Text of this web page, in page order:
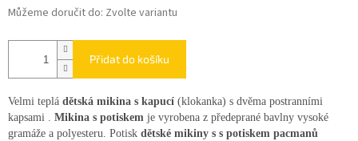
Můžeme doručit do: Zvolte variantu
Přidat do košíku
Velmi teplá dětská mikina s kapucí (klokanka) s dvěma postranními
kapsami . Mikina s potiskem je vyrobena z předeprané bavlny vysoké
gramáže a polyesteru. Potisk dětské mikiny s s potiskem pacmanů